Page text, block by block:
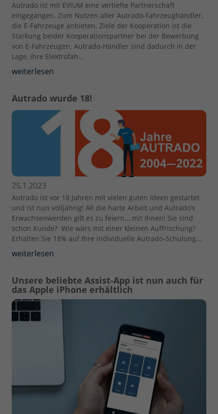
Autrado ist mit EVIUM eine vertiefte Partnerschaft
eingegangen. Zum Nutzen aller Autrado-Fahrzeughändler,
die E-Fahrzeuge anbieten. Ziele der Kooperation ist die
Stärkung beider Kooperationspartner bei der Bewerbung
von E-Fahrzeugen. Autrado-Händler sind dadurch in der
Lage, ihre Elektrofah...
weiterlesen
Autrado wurde 18!
25.1.2023
Autrado ist vor 18 Jahren mit vielen guten Ideen gestartet
und ist nun volljährig! All die harte Arbeit und Autrado’s
Erwachsenwerden gilt es zu feiern… mit Ihnen! Sie sind
schon Kunde? Wie wärs mit einer kleinen Auffrischung?
Erhalten Sie 18% auf Ihre individuelle Autrado-Schulung...
weiterlesen
Unsere beliebte Assist-App ist nun auch für
das Apple iPhone erhältlich